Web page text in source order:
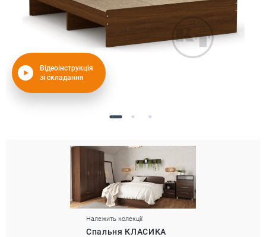
Відеоінструкція
зі складання
Належить колекції:
Спальня КЛАСИКА